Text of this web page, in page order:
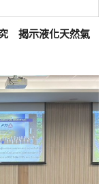
揭示液化天然氣